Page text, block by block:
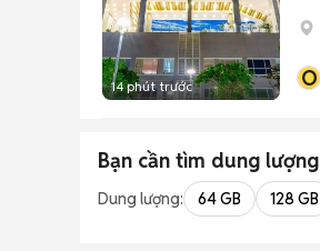
14 phút trước O
Bạn cần tìm dung lượng
Dung lượng: 64 GB 128 GB